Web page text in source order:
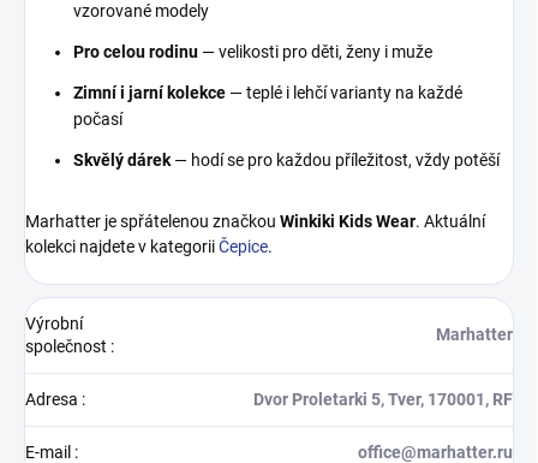
vzorované modely
Pro celou rodinu — velikosti pro děti, ženy i muže
Zimní i jarní kolekce — teplé i lehčí varianty na každé
počasí
Skvělý dárek — hodí se pro každou příležitost, vždy potěší
Marhatter je spřátelenou značkou Winkiki Kids Wear. Aktuální
kolekci najdete v kategoriiČepice.
Výrobní
společnost :
Marhatter
Adresa : Dvor Proletarki 5, Tver, 170001, RF
E-mail : office@marhatter.ru